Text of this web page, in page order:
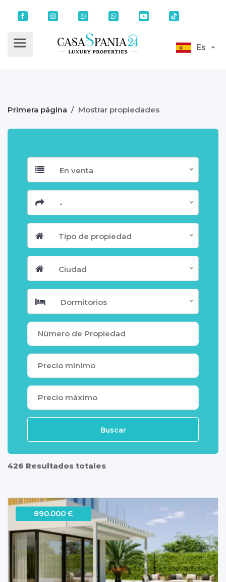
Es
Primera página / Mostrar propiedades
En venta
-
Tipo de propiedad
Ciudad
Dormitorios
Buscar
426 Resultados totales
890.000 Є